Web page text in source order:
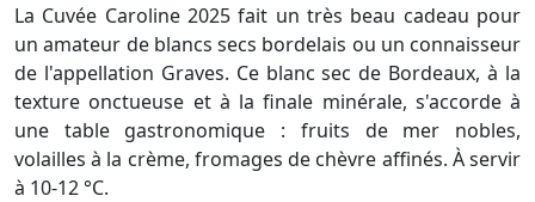
La Cuvée Caroline 2025 fait un très beau cadeau pour
un amateur de blancs secs bordelais ou un connaisseur
de l'appellation Graves. Ce blanc sec de Bordeaux, à la
texture onctueuse et à la finale minérale, s'accorde à
une table gastronomique : fruits de mer nobles,
volailles à la crème, fromages de chèvre affinés. À servir
à 10-12 °C.